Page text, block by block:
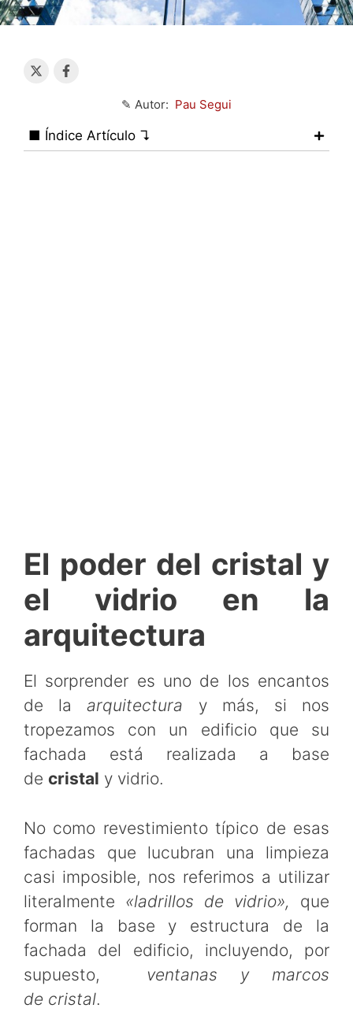
✎ Autor: Pau Segui
■ Índice Artículo ↴
El poder del cristal y
el vidrio en la
arquitectura
El sorprender es uno de los encantos
de laarquitectura y más, si nos
tropezamos con un edificio que su
fachada está realizada a base
de cristal y vidrio.
No como revestimiento típico de esas
fachadas que lucubran una limpieza
casi imposible, nos referimos a utilizar
literalmente «ladrillos de vidrio», que
forman la base y estructura de la
fachada del edificio, incluyendo, por
supuesto, ventanas y marcos
de cristal.